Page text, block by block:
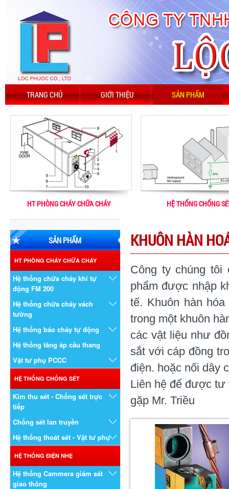
TRANG CHỦ GIỚI THIỆU SẢN PHẨM
HT PHÒNG CHÁY CHỮA CHÁY HỆ THỐNG CHỐNG
SẢN PHẨM
HT PHÒNG CHÁY CHỮA CHÁY
Hệ thống chữa cháy khí tự
động FM 200
Hệ thống chữa cháy vách
tường
Hệ thống báo cháy tự động
Hệ thống tăng áp cầu thang
Vật tư phụ PCCC
HỆ THỐNG CHỐNG SÉT
Kim thu sét - Chống sét trực
tiếp
Chống sét lan truyền
Hệ thống thoát sét - Vật tư phụ
HỆ THỐNG ĐIỆN NHẸ
Hệ thống Cammera giám sát
giao thông
KHUÔN HÀN
Công ty chúng
phẩm được nhập
tế. Khuôn hàn
trong một khuôn
các vật liệu như
sắt với cáp đồng
điện. hoặc nối dây
Liên hệ để được
gặp Mr. Triều